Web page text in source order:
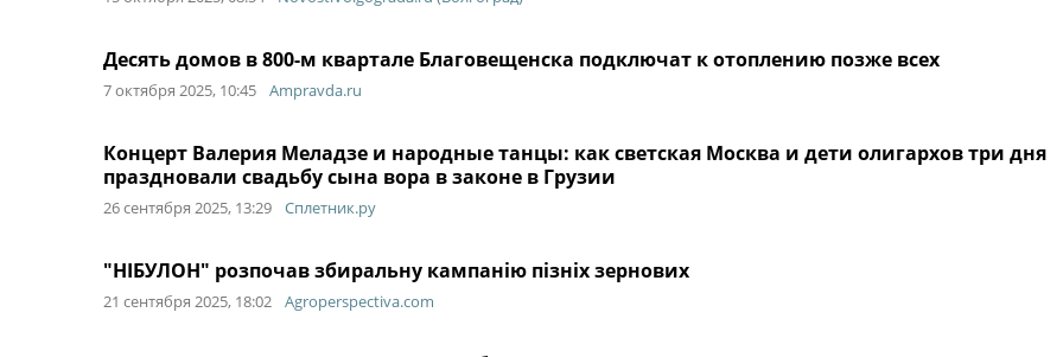
Десять домов в 800-м квартале Благовещенска подключат к отоплению позже всех
7 октября 2025, 10:45 Ampravda.ru
Концерт Валерия Меладзе и народные танцы: как светская Москва и дети олигархов три дня
праздновали свадьбу сына вора в законе в Грузии
26 сентября 2025, 13:29 Сплетник.ру
"НІБУЛОН" розпочав збиральну кампанію пізніх зернових
21 сентября 2025, 18:02 Agroperspectiva.com